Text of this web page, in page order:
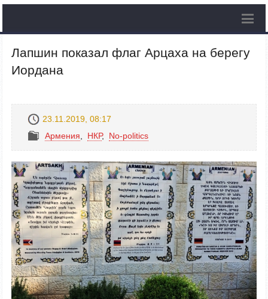
Лапшин показал флаг Арцаха на берегу
Иордана
23.11.2019, 08:17
Армения
НКР, No-politics